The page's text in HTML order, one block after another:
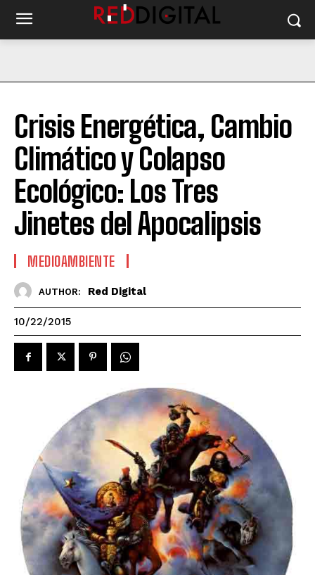
Crisis Energética, Cambio
Climático y Colapso
Ecológico: Los Tres
Jinetes del Apocalipsis
MEDIOAMBIENTE
AUTHOR: Red Digital
10/22/2015